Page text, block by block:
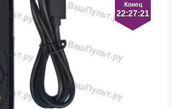
Конец
22:27:20